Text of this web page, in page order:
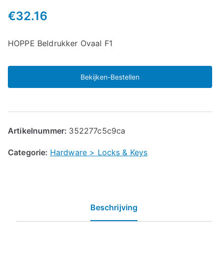
€32.16
HOPPE Beldrukker Ovaal F1
Bekijken-Bestellen
Artikelnummer: 352277c5c9ca
Categorie: Hardware > Locks & Keys
Beschrijving